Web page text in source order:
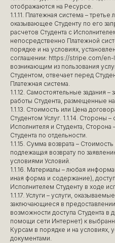
отображаются на Ресурсе.
1.1.11. Платежная система –
оказывающее Студенту по его
расчетов Студента с
непосредственно Платежной
порядке и на условиях,
соглашении: https://stripe.com/en-
возникающим из пользования
Студентом, отвечает перед
Платежная система.
1.1.12. Самостоятельные задания –
работы Студента, размещенные
1.1.13. Стоимость или Цена
Студентом Услуг. 1.1.14. Стороны
Исполнителя и Студента,
Студента по отдельности.
1.1.15. Сумма возврата –
подлежащая возврату по
условиями Условий.
1.1.16. Материалы – любая
иная форма и содержание),
Исполнителем Студенту в ходе
1.1.17. Услуги – услуги,
заключающиеся в
возможности доступа Студента в
помощи сети Интернет) к
Курсам в порядке и на условиях,
документами.